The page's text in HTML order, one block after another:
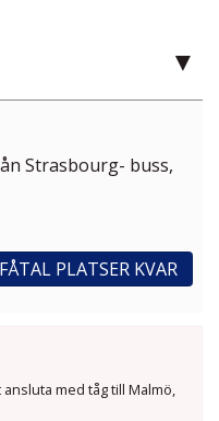
Strasbourg- buss,
FÅTAL PLATSER KVAR
med tåg till Malmö,